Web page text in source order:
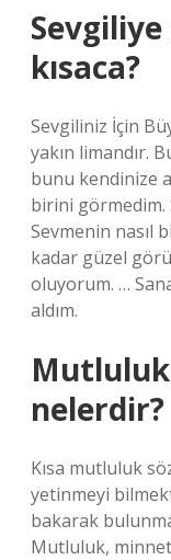
kısaca?
Sevgiliniz İçin
yakın limandır.
bunu kendinize
birini görmedim.
Sevmenin nasıl
kadar güzel
oluyorum. …
aldım.
nelerdir?
Kısa mutluluk
yetinmeyi
bakarak
Mutluluk,